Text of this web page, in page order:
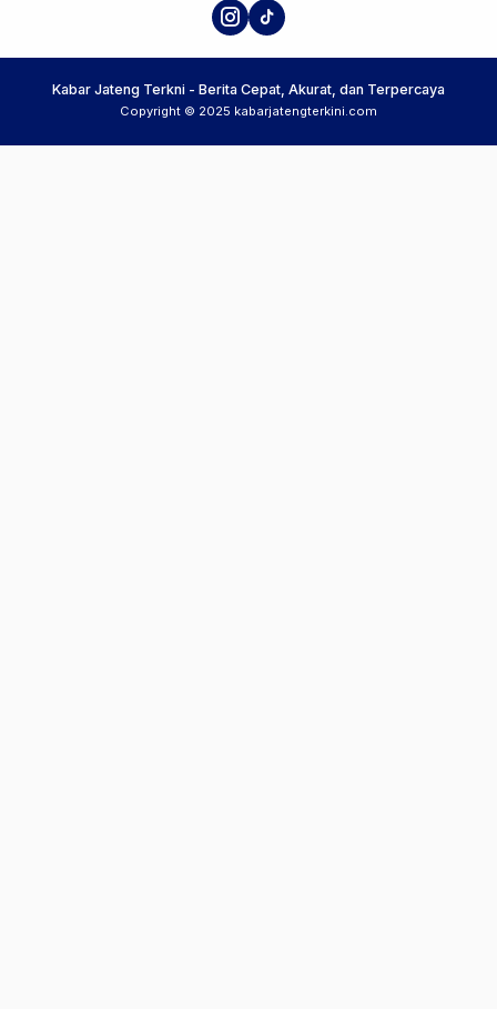
Kabar Jateng Terkni - Berita Cepat, Akurat, dan Terpercaya
Copyright © 2025 kabarjatengterkini.com